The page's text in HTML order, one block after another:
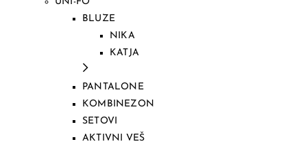
BLUZE
NIKA
KATJA
PANTALONE
KOMBINEZON
SETOVI
AKTIVNI VEŠ